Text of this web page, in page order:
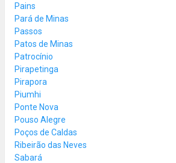
Pains
Pará de Minas
Passos
Patos de Minas
Patrocínio
Pirapetinga
Pirapora
Piumhi
Ponte Nova
Pouso Alegre
Poços de Caldas
Ribeirão das Neves
Sabará